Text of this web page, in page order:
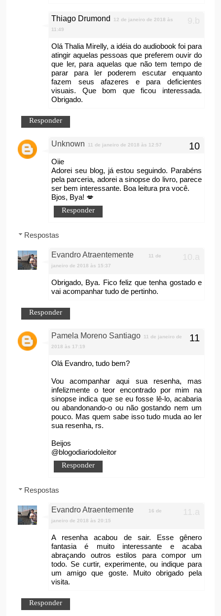
Thiago Drumond
12 de janeiro de 2018 às
11:49
Olá Thalia Mirelly, a idéia do audiobook foi para
atingir aquelas pessoas que preferem ouvir do
que ler, para aquelas que não tem tempo de
parar para ler poderem escutar enquanto
fazem seus afazeres e para deficientes
visuais. Que bom que ficou interessada.
Obrigado.
Responder
Unknown 11 de janeiro de 2018 às 12:57
Oiie
Adorei seu blog, já estou seguindo. Parabéns
pela parceria, adorei a sinopse do livro, parece
ser bem interessante. Boa leitura pra você.
Bjos, Bya! 💋
Responder
Respostas
Evandro Atraentemente
11 de
janeiro de 2018 às 15:37
Obrigado, Bya. Fico feliz que tenha gostado e
vai acompanhar tudo de pertinho.
Responder
Pamela Moreno Santiago
11 de janeiro de
2018 às 17:19
Olá Evandro, tudo bem?
Vou acompanhar aqui sua resenha, mas
infelizmente o teor encontrado por mim na
sinopse indica que se eu fosse lê-lo, acabaria
ou abandonando-o ou não gostando nem um
pouco. Mas quem sabe isso tudo muda ao ler
sua resenha, rs.
Beijos
@blogodiariodoleitor
Responder
Respostas
Evandro Atraentemente
16 de
janeiro de 2018 às 20:15
A resenha acabou de sair. Esse gênero
fantasia é muito interessante e acaba
abraçando outros estilos para compor um
todo. Se curtir, experimente, ou indique para
um amigo que goste. Muito obrigado pela
visita.
Responder